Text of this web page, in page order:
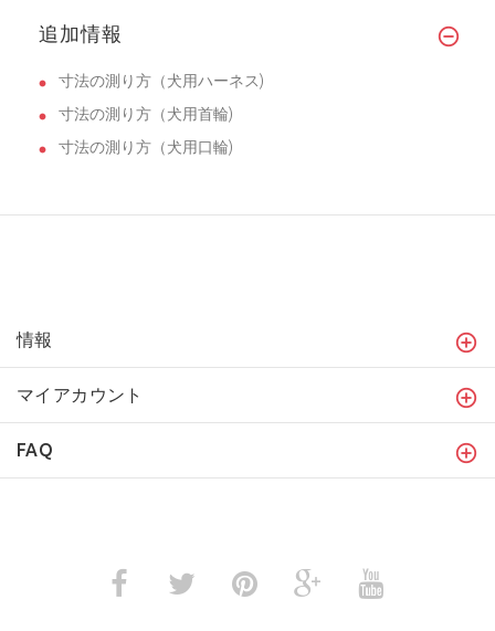
追加情報
寸法の測り方（犬用ハーネス)
寸法の測り方（犬用首輪)
寸法の測り方（犬用口輪)
情報
マイアカウント
FAQ